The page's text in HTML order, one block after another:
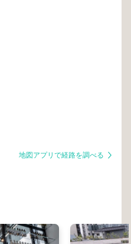
地図アプリで経路を調べる